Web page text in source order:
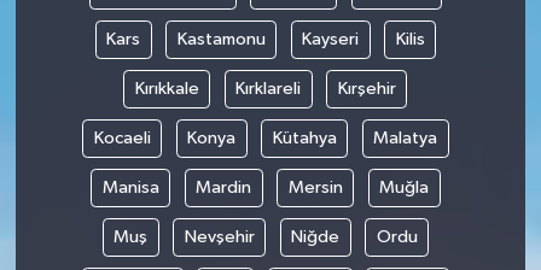
Kars Kastamonu Kayseri Kilis
Kırıkkale Kırklareli Kırşehir
Kocaeli Konya Kütahya Malatya
Manisa Mardin Mersin Muğla
Muş Nevşehir Niğde Ordu